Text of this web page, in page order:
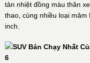
tản nhiệt đồng màu thân
thao, cùng nhiều loại
inch.